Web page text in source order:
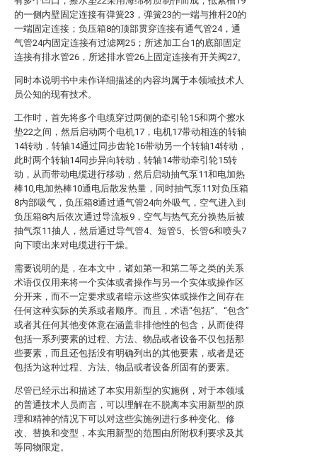
的一侧内壁固定连接有弹簧23，弹簧23的一端与推杆20的
一端固定连接；负压箱8的顶部贯穿连接有通气管24，通
气管24内固定连接有过滤网25；所述加工台1的底部固定
连接有排水管26，所述排水管26上固定连接有开关阀27。
同时本说明书中未作详细描述的内容均属于本领域技术人
员公知的现有技术。
工作时，首先将多个电缆穿过两侧的牵引轮15和两个擦水
垫22之间，然后启动两个电机17，电机17带动相连的转轴
14转动，转轴14通过同步齿轮16带动另一个转轴14转动，
此时两个转轴14同步异向转动，转轴14带动牵引轮15转
动，从而带动电缆进行移动，然后启动抽气泵11和电加热
棒10,电加热棒10通电后散发热量，同时抽气泵11对负压箱
8内部吸气，负压箱8通过通气管24向外吸气，空气进入到
负压箱8内后依次通过导流板9，空气与热气充分换热后被
抽气泵11抽人，然后通过导气管4、短管5、长管6和喷头7
向下喷出来对电缆进行干燥。
需要说明的是，在本文中，诸如第一和第二等之类的关系
术语仅仅用来将一个实体或者操作与另一个实体或操作区
分开来，而不一定要求或者暗示这些实体或操作之间存在
任何这种实际的关系或者顺序。而且，术语“包括”、“包含”
或者其任何其他变体意在涵盖非排他性的包含，从而使得
包括一系列要素的过程、方法、物品或者设备不仅包括那
些要素，而且还包括没有明确列出的其他要素，或者是还
包括为这种过程、方法、物品或者设备所固有的要素。
尽管已经示出和描述了本实用新型的实施例，对于本领域
的普通技术人员而言，可以理解在不脱离本实用新型的原
理和精神的情况下可以对这些实施例进行多种变化、修
改、替换和变型，本实用新型的范围由所附权利要求及其
等同物限定。